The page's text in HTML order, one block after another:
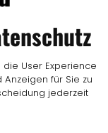
User Experience
für Sie zu
jederzeit